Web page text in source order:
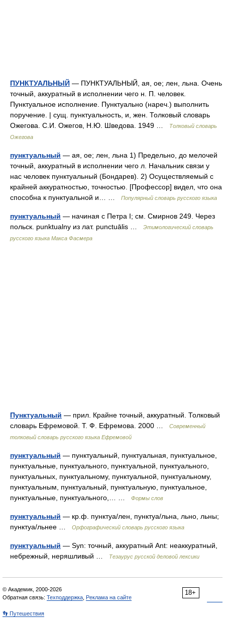
ПУНКТУАЛЬНЫЙ — ПУНКТУАЛЬНЫЙ, ая, ое; лен, льна. Очень
точный, аккуратный в исполнении чего н. П. человек.
Пунктуальное исполнение. Пунктуально (нареч.) выполнить
поручение. | сущ. пунктуальность, и, жен. Толковый словарь
Ожегова. С.И. Ожегов, Н.Ю. Шведова. 1949 …
Толковый словарь
Ожегова
пунктуальный — ая, ое; лен, льна 1) Предельно, до мелочей
точный, аккуратный в исполнении чего л. Начальник связи у
нас человек пунктуальный (Бондарев). 2) Осуществляемый с
крайней аккуратностью, точностью. [Профессор] видел, что она
способна к пунктуальной и… …
Популярный словарь русского языка
пунктуальный — начиная с Петра I; см. Смирнов 249. Через
польск. punktualny из лат. punctuālis …
Этимологический словарь
русского языка Макса Фасмера
Пунктуальный — прил. Крайне точный, аккуратный. Толковый
словарь Ефремовой. Т. Ф. Ефремова. 2000 …
Современный
толковый словарь русского языка Ефремовой
пунктуальный — пунктуальный, пунктуальная, пунктуальное,
пунктуальные, пунктуального, пунктуальной, пунктуального,
пунктуальных, пунктуальному, пунктуальной, пунктуальному,
пунктуальным, пунктуальный, пунктуальную, пунктуальное,
пунктуальные, пунктуального,… …
Формы слов
пунктуальный — кр.ф. пунктуа/лен, пунктуа/льна, льно, льны;
пунктуа/льнее …
Орфографический словарь русского языка
пунктуальный — Syn: точный, аккуратный Ant: неаккуратный,
небрежный, неряшливый …
Тезаурус русской деловой лексики
18+
© Академик, 2000-2026
Обратная связь: Техподдержка Реклама на сайте
👣 Путешествия